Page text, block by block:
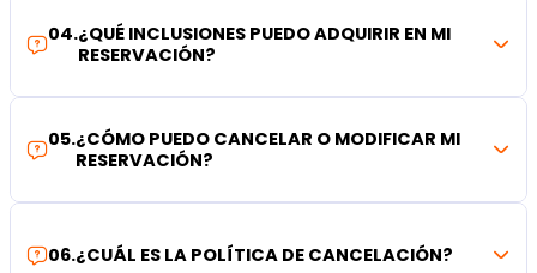
04.¿QUÉ INCLUSIONES PUEDO ADQUIRIR EN MI
RESERVACIÓN?
05.¿CÓMO PUEDO CANCELAR O MODIFICAR MI
RESERVACIÓN?
06.¿CUÁL ES LA POLÍTICA DE CANCELACIÓN?